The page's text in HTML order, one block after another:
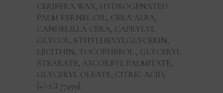
CERIFERA WAX, HYDROGENATED
PALM KERNEL OIL, CERA ALBA,
CANDELILLA CERA, CAPRYLYL
GLYCOL, ETHYLHEXYLGLYCERIN,
LECITHIN, TOCOPHEROL , GLYCERYL
STEARATE, ASCORBYL PALMITATE,
GLYCERYL OLEATE, CITRIC ACID,
[+/-:CI 77499].